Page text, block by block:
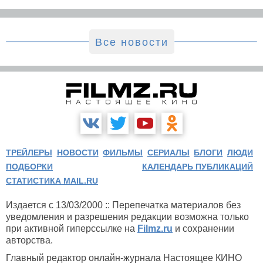
Все новости
ТРЕЙЛЕРЫ НОВОСТИ ФИЛЬМЫ СЕРИАЛЫ БЛОГИ ЛЮДИ
ПОДБОРКИ
КАЛЕНДАРЬ ПУБЛИКАЦИЙ
СТАТИСТИКА MAIL.RU
Издается с 13/03/2000 :: Перепечатка материалов без
уведомления и разрешения редакции возможна только
при активной гиперссылке на Filmz.ru и сохранении
авторства.
Главный редактор онлайн-журнала Настоящее КИНО